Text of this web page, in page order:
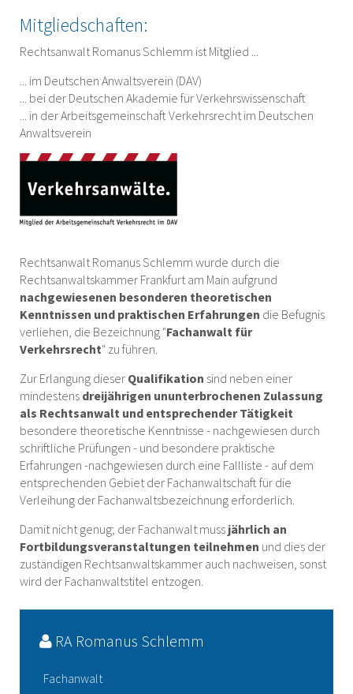
Mitgliedschaften:
Rechtsanwalt Romanus Schlemm ist Mitglied ...
... im Deutschen Anwaltsverein (DAV)
... bei der Deutschen Akademie für Verkehrswissenschaft
... in der Arbeitsgemeinschaft Verkehrsrecht im Deutschen
Anwaltsverein
Rechtsanwalt Romanus Schlemm wurde durch die
Rechtsanwaltskammer Frankfurt am Main aufgrund
nachgewiesenen besonderen theoretischen
Kenntnissen und praktischen Erfahrungen die Befugnis
verliehen, die Bezeichnung "Fachanwalt für
Verkehrsrecht" zu führen.
Zur Erlangung dieser Qualifikation sind neben einer
mindestens dreijährigen ununterbrochenen Zulassung
als Rechtsanwalt und entsprechender Tätigkeit
besondere theoretische Kenntnisse - nachgewiesen durch
schriftliche Prüfungen - und besondere praktische
Erfahrungen -nachgewiesen durch eine Fallliste - auf dem
entsprechenden Gebiet der Fachanwaltschaft für die
Verleihung der Fachanwaltsbezeichnung erforderlich.
Damit nicht genug; der Fachanwalt muss jährlich an
Fortbildungsveranstaltungen teilnehmen und dies der
zuständigen Rechtsanwaltskammer auch nachweisen, sonst
wird der Fachanwaltstitel entzogen.
RA Romanus Schlemm
Fachanwalt